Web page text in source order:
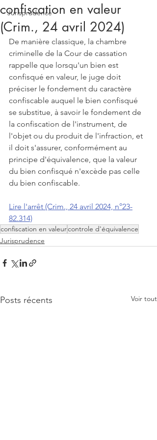
Jurisprudence
confiscation en valeur
(Crim., 24 avril 2024)
De manière classique, la chambre
criminelle de la Cour de cassation
rappelle que lorsqu'un bien est
confisqué en valeur, le juge doit
préciser le fondement du caractère
confiscable auquel le bien confisqué
se substitue, à savoir le fondement de
la confiscation de l'instrument, de
l'objet ou du produit de l'infraction, et
il doit s'assurer, conformément au
principe d'équivalence, que la valeur
du bien confisqué n'excède pas celle
du bien confiscable.
Lire l'arrêt (Crim., 24 avril 2024, n°23-
82.314)
confiscation en valeurcontrole d'équivalence
Jurisprudence
Posts récents Voir tout